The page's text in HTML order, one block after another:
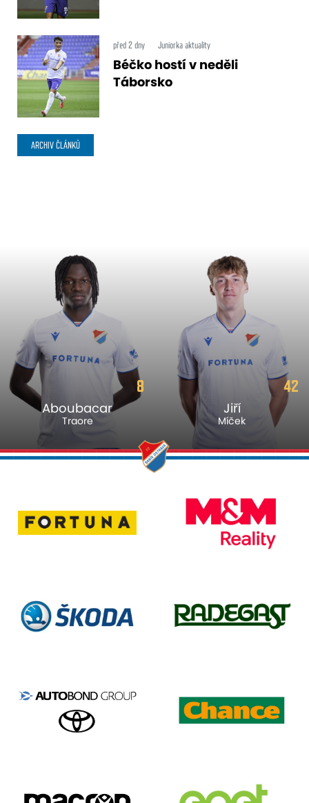
před 2 dny Juniorka aktuality
Béčko hostí v neděli
Táborsko
ARCHIV ČLÁNKŮ
8
Aboubacar
Traore
42
Jiří
Míček